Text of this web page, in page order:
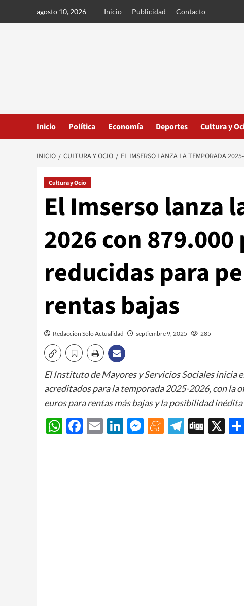
agosto 10, 2026 Inicio Publicidad Contacto
Inicio Política Economía Deportes Cultura y
INICIO CULTURA Y OCIO EL IMSERSO LANZA LA TEMPORADA
Cultura y Ocio
El Imserso lanza
2026 con
reducidas para
rentas bajas
Redacción Sólo Actualidad septiembre 9, 2025 285
El Instituto de Mayores y Servicios Sociales inicia
acreditados para la temporada 2025-2026, con la
euros para rentas más bajas y la posibilidad
WhatsApp
Facebook
EmailLinkedIn
Messenger
Meneame
Digg
X